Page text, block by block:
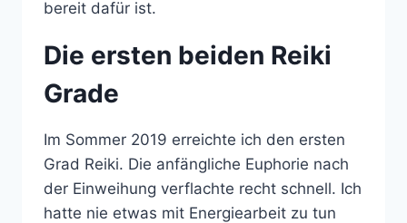
bereit dafür ist.
Die ersten beiden Reiki
Grade
Im Sommer 2019 erreichte ich den ersten
Grad Reiki. Die anfängliche Euphorie nach
der Einweihung verflachte recht schnell. Ich
hatte nie etwas mit Energiearbeit zu tun